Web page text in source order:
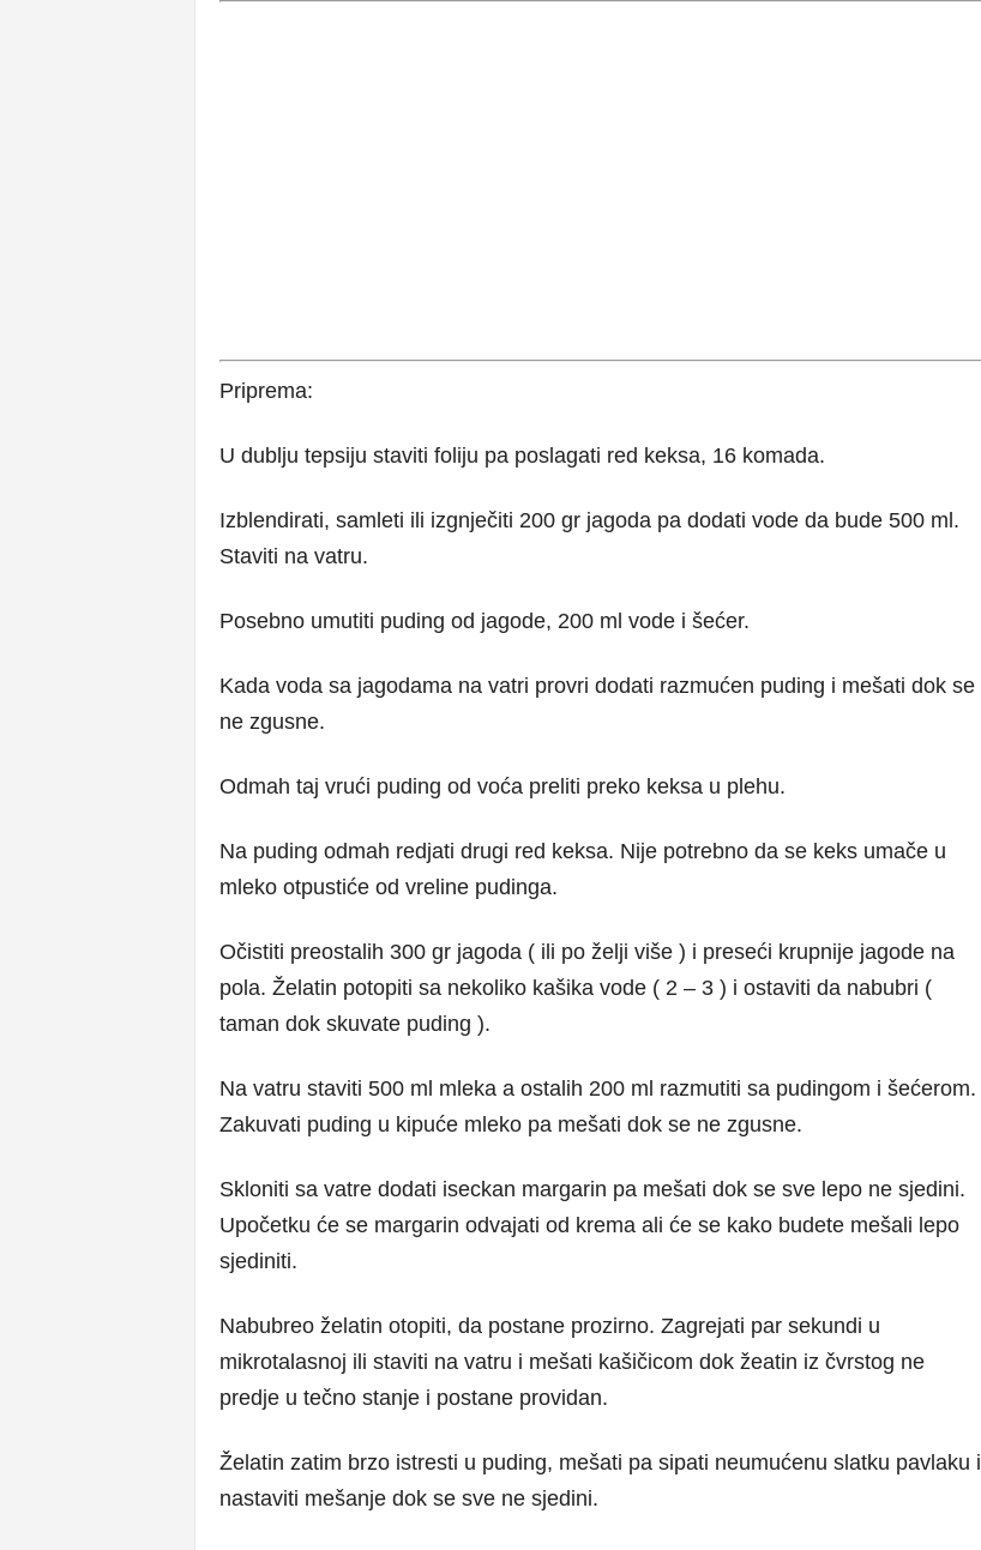
Priprema:
U dublju tepsiju staviti foliju pa poslagati red keksa, 16 komada.
Izblendirati, samleti ili izgnječiti 200 gr jagoda pa dodati vode da bude 500 ml.
Staviti na vatru.
Posebno umutiti puding od jagode, 200 ml vode i šećer.
Kada voda sa jagodama na vatri provri dodati razmućen puding i mešati dok se
ne zgusne.
Odmah taj vrući puding od voća preliti preko keksa u plehu.
Na puding odmah redjati drugi red keksa. Nije potrebno da se keks umače u
mleko otpustiće od vreline pudinga.
Očistiti preostalih 300 gr jagoda ( ili po želji više ) i preseći krupnije jagode na
pola. Želatin potopiti sa nekoliko kašika vode ( 2 – 3 ) i ostaviti da nabubri (
taman dok skuvate puding ).
Na vatru staviti 500 ml mleka a ostalih 200 ml razmutiti sa pudingom i šećerom.
Zakuvati puding u kipuće mleko pa mešati dok se ne zgusne.
Skloniti sa vatre dodati iseckan margarin pa mešati dok se sve lepo ne sjedini.
Upočetku će se margarin odvajati od krema ali će se kako budete mešali lepo
sjediniti.
Nabubreo želatin otopiti, da postane prozirno. Zagrejati par sekundi u
mikrotalasnoj ili staviti na vatru i mešati kašičicom dok žeatin iz čvrstog ne
predje u tečno stanje i postane providan.
Želatin zatim brzo istresti u puding, mešati pa sipati neumućenu slatku pavlaku i
nastaviti mešanje dok se sve ne sjedini.